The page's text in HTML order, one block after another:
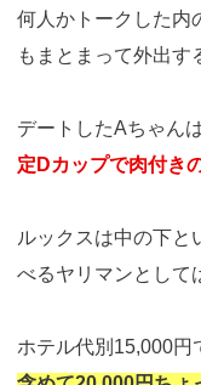
何人かトークした内
もまとまって外出す
デートしたAちゃん
定Dカップで肉付き
ルックスは中の下と
べるヤリマンとして
ホテル代別15,000円